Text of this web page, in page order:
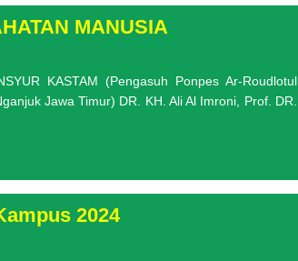
MANUSIA
KASTAM (Pengasuh Ponpes Ar-Roudlotul
Jawa Timur) DR. KH. Ali Al Imroni, Prof. DR.
2024